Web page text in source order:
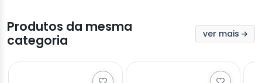
Produtos da mesma
categoria
ver mais